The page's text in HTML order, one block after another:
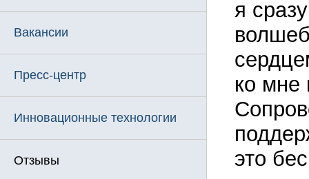
Вакансии
Пресс-центр
Инновационные технологии
Отзывы
я
ко мне
это